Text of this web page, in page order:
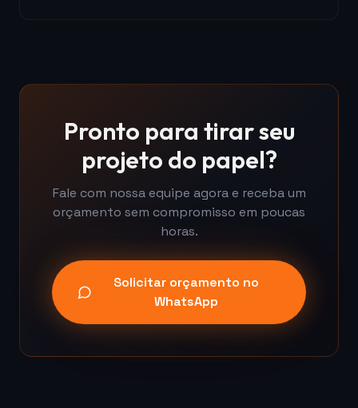
Pronto para tirar seu
projeto do papel?
Fale com nossa equipe agora e receba um
orçamento sem compromisso em poucas
horas.
Solicitar orçamento no
WhatsApp